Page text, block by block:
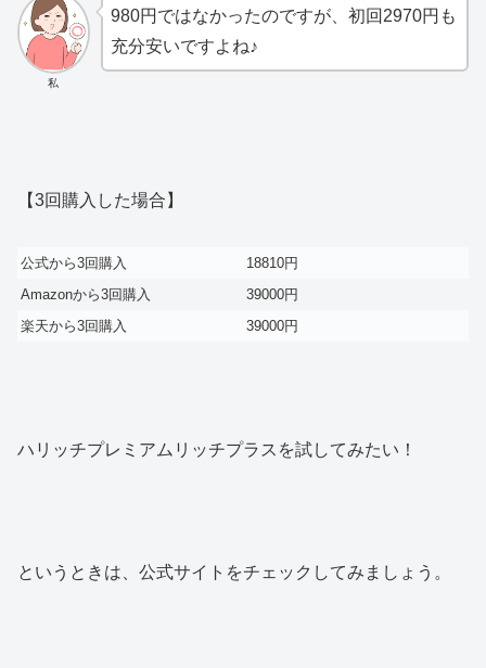
私
980円ではなかったのですが、初回2970円も
充分安いですよね♪
【3回購入した場合】
公式から3回購入
18810円
Amazonから3回購入
39000円
楽天から3回購入
39000円
ハリッチプレミアムリッチプラスを試してみたい！
というときは、公式サイトをチェックしてみましょう。